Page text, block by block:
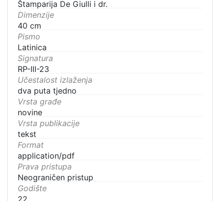
Štamparija De Giulli i dr.
Dimenzije
40 cm
Pismo
Latinica
Signatura
RP-III-23
Učestalost izlaženja
dva puta tjedno
Vrsta građe
novine
Vrsta publikacije
tekst
Format
application/pdf
Prava pristupa
Neograničen pristup
Godište
22